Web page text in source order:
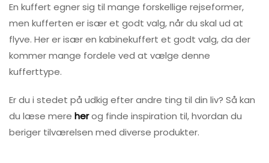
En kuffert egner sig til mange forskellige rejseformer,
men kufferten er især et godt valg, når du skal ud at
flyve. Her er især en kabinekuffert et godt valg, da der
kommer mange fordele ved at vælge denne
kufferttype.
Er du i stedet på udkig efter andre ting til din liv? Så kan
du læse mere herog finde inspiration til, hvordan du
beriger tilværelsen med diverse produkter.